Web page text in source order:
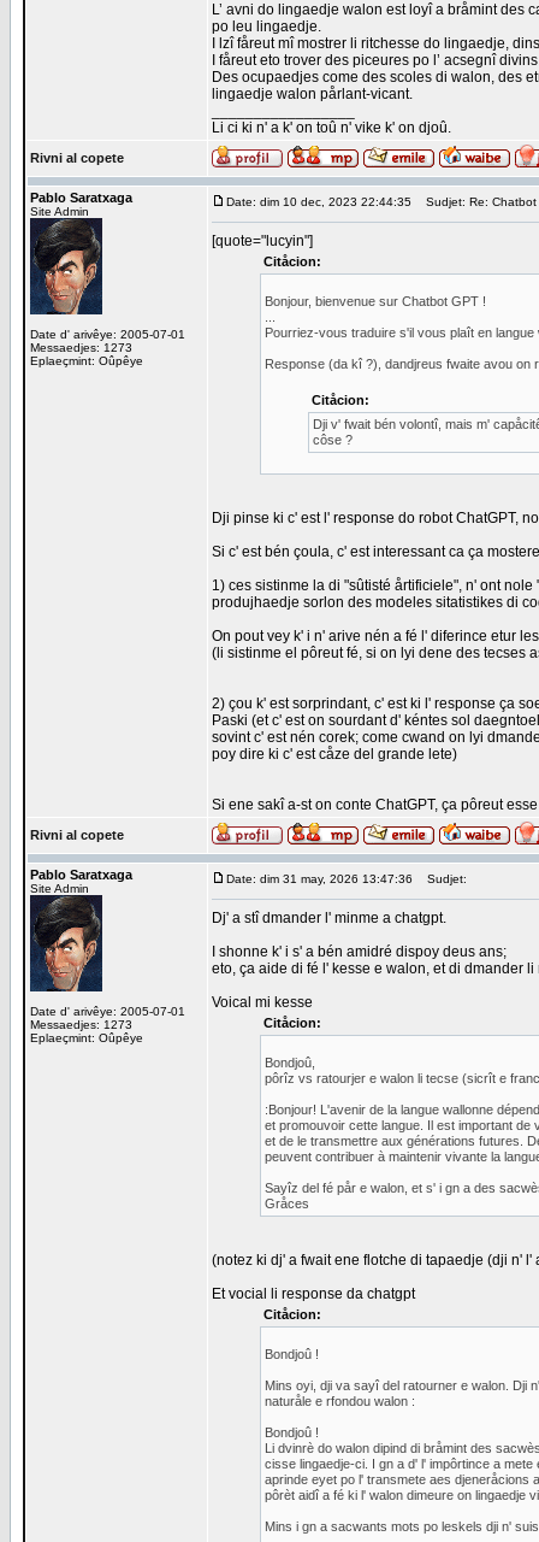
L’ avni do lingaedje walon est loyî a bråmint des
po leu lingaedje.
I lzî fåreut mî mostrer li ritchesse do lingaedje,
I fåreut eto trover des piceures po l’ acsegnî
Des ocupaedjes come des scoles di walon, des
lingaedje walon pårlant-vicant.
Li ci ki n' a k' on toû n' vike k' on djoû.
Rivni al copete
Pablo Saratxaga
Site Admin
Date d' arivêye: 2005-07-01
Messaedjes: 1273
Eplaeçmint: Oûpêye
Date: dim 10 dec, 2023 22:44:35 Sudjet: Re: Chatbot
[quote="lucyin"]
Citåcion:
Bonjour, bienvenue sur Chatbot GPT !
Pourriez-vous traduire s'il vous plaît en langue
Response (da kî ?), dandjreus fwaite avou on
Citåcion:
Dji v' fwait bén volontî, mais m'
côse ?
Dji pinse ki c' est l' response do robot ChatGPT,
Si c' est bén çoula, c' est interessant ca ça
1) ces sistinme la di "sûtisté årtificiele", n' ont
produjhaedje sorlon des modeles sitatistikes di
On pout vey k' i n' arive nén a fé l' diferince etur
(li sistinme el pôreut fé, si on lyi dene des tecses
2) çou k' est sorprindant, c' est ki l' response ça
Paski (et c' est on sourdant d' kéntes sol
sovint c' est nén corek; come cwand on lyi
poy dire ki c' est cåze del grande lete)
Si ene sakî a-st on conte ChatGPT, ça pôreut
Rivni al copete
Pablo Saratxaga
Site Admin
Date d' arivêye: 2005-07-01
Messaedjes: 1273
Eplaeçmint: Oûpêye
Date: dim 31 may, 2026 13:47:36 Sudjet:
Dj' a stî dmander l' minme a chatgpt.
I shonne k' i s' a bén amidré dispoy deus ans;
eto, ça aide di fé l' kesse e walon, et di dmander
Voical mi kesse
Citåcion:
Bondjoû,
pôrîz vs ratourjer e walon li tecse (sicrît e
:Bonjour! L'avenir de la langue wallonne
et promouvoir cette langue. Il est important
et de le transmettre aux générations futures.
peuvent contribuer à maintenir vivante la
Sayîz del fé pår e walon, et s' i gn a des
Gråces
(notez ki dj' a fwait ene flotche di tapaedje (dji n' l'
Et vocial li response da chatgpt
Citåcion:
Bondjoû !
Mins oyi, dji va sayî del ratourner e walon. Dji
naturåle e rfondou walon :
Bondjoû !
Li dvinrè do walon dipind di bråmint des
cisse lingaedje-ci. I gn a d' l' impôrtince a
aprinde eyet po l' transmete aes djeneråcions
pôrèt aidî a fé ki l' walon dimeure on lingaedje
Mins i gn a sacwants mots po leskels dji n'